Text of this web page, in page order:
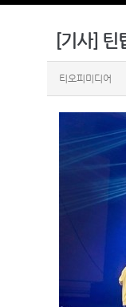
[기사] 틴
티오피미디어